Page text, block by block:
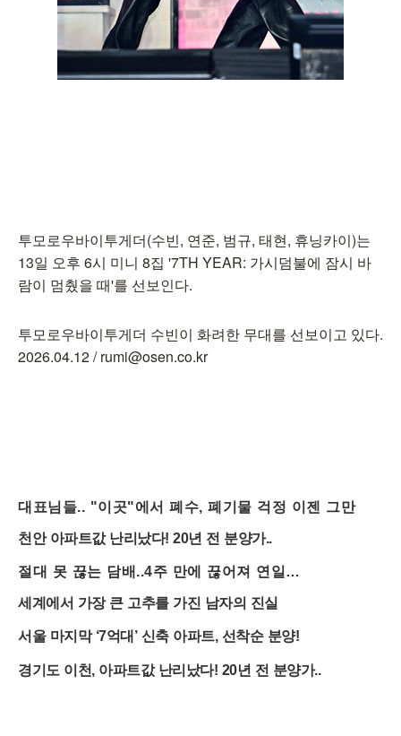
투모로우바이투게더(수빈, 연준, 범규, 태현, 휴닝카이)는
13일 오후 6시 미니 8집 '7TH YEAR: 가시덤불에 잠시 바
람이 멈췄을 때'를 선보인다.
투모로우바이투게더 수빈이 화려한 무대를 선보이고 있다.
2026.04.12 / rumi@osen.co.kr